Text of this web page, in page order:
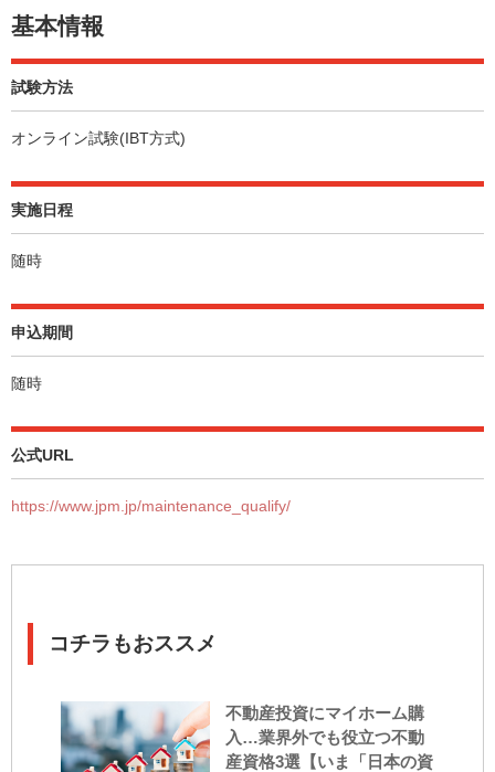
基本情報
試験方法
オンライン試験(IBT方式)
実施日程
随時
申込期間
随時
公式URL
https://www.jpm.jp/maintenance_qualify/
コチラもおススメ
不動産投資にマイホーム購
入…業界外でも役立つ不動
産資格3選【いま「日本の資